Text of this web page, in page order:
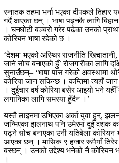
स्नातक तहमा भर्ना भएका दीपकले तिहार
गर्दै आएका छन् । भाषा पढ्नकै लागि
। घनघोटी बञ्चरो गरेर पढेका उनको
कोरियन भाषा रहेको छ ।
‘देशमा भएको अस्थिर राजनीति
जाने सोच बनाएको हुँ’ रोजगारीका लागि
सुनाउँछन्– ‘भाषा पास गरेको अवस्थामा
कोरिया जान सकिन्छ । कम्तिमा त्यहाँ
। दुईचार वर्ष कोरिया बसेर आइयो भने यहीँ
लगानिका लागि समस्या हुँदैन ।’
यस्तै लाइनमा उभिएका अर्का युवा हुन्,
जन्मिएका झलनाथ पनि उमेरमा दुई दशक
पढ्ने सोच बनाएका उनी यतिबेला कोरियन
आएका छन् । मासिक ९ हजार रूपैयाँ तिरेर
बस्छन् । उनको उद्देश्य भनेको नै कोरियन
।